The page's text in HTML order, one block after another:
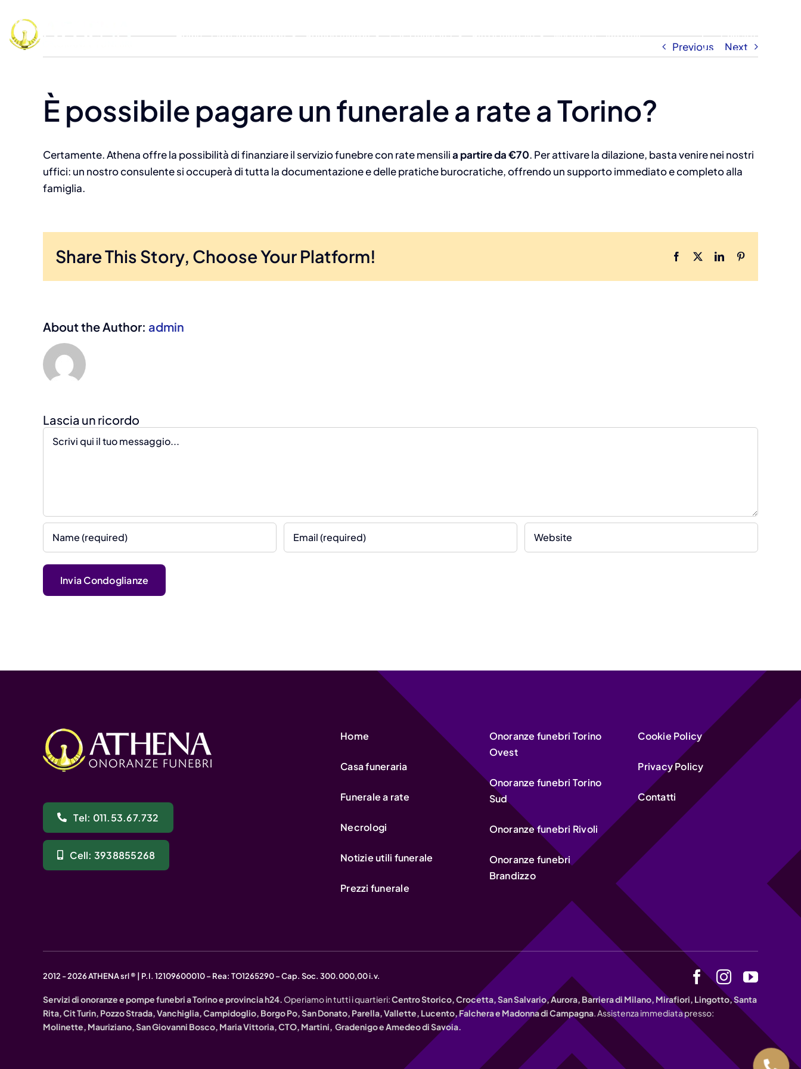
content
Home Onoranze funebri Pompe funebri Casa funeraria Prezzi funerale Necrologi Info utili Contatti
Previous Next
È possibile pagare un funerale a rate a Torino?
Certamente. Athena offre la possibilità di finanziare il servizio funebre con rate mensilia partire da €70. Per attivare la dilazione, basta venire nei nostri
uffici: un nostro consulente si occuperà di tutta la documentazione e delle pratiche burocratiche, offrendo un supporto immediato e completo alla
famiglia.
Share This Story, Choose Your Platform! Facebook
X LinkedInPinterest
About the Author: admin
Comment
Tel: 011.53.67.732
Cell: 3938855268
Home
Casa funeraria
Funerale a rate
Necrologi
Notizie utili funerale
Prezzi funerale
Onoranze funebri Torino
Ovest
Onoranze funebri Torino
Sud
Onoranze funebri Rivoli
Onoranze funebri
Brandizzo
Cookie Policy
Privacy Policy
Contatti
2012 - 2026 ATHENA srl ® | P.I. 12109600010 – Rea: TO1265290 – Cap. Soc. 300.000,00 i.v.
Servizi di onoranze e pompe funebri a Torino e provincia h24.Operiamo in tutti i quartieri:Centro Storico, Crocetta, San Salvario, Aurora, Barriera di Milano, Mirafiori, Lingotto, Santa
Rita, Cit Turin, Pozzo Strada, Vanchiglia, Campidoglio, Borgo Po, San Donato, Parella, Vallette, Lucento, Falchera e Madonna di Campagna. Assistenza immediata presso:
Molinette, Mauriziano, San Giovanni Bosco, Maria Vittoria, CTO, Martini, Gradenigo e Amedeo di Savoia.